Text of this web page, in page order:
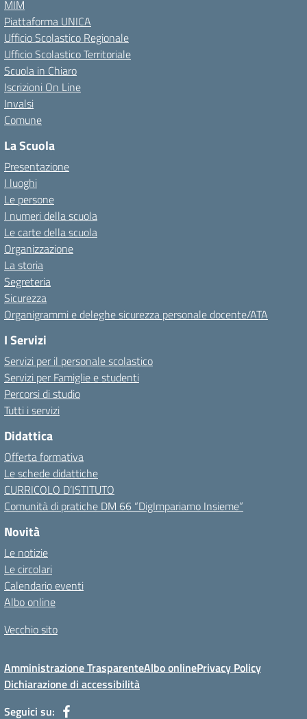
MIM
Piattaforma UNICA
Ufficio Scolastico Regionale
Ufficio Scolastico Territoriale
Scuola in Chiaro
Iscrizioni On Line
Invalsi
Comune
La Scuola
Presentazione
I luoghi
Le persone
I numeri della scuola
Le carte della scuola
Organizzazione
La storia
Segreteria
Sicurezza
Organigrammi e deleghe sicurezza personale docente/ATA
I Servizi
Servizi per il personale scolastico
Servizi per Famiglie e studenti
Percorsi di studio
Tutti i servizi
Didattica
Offerta formativa
Le schede didattiche
CURRICOLO D’ISTITUTO
Comunità di pratiche DM 66 “DigImpariamo Insieme”
Novità
Le notizie
Le circolari
Calendario eventi
Albo online
Vecchio sito
Amministrazione TrasparenteAlbo onlinePrivacy Policy
Dichiarazione di accessibilità
Seguici su: